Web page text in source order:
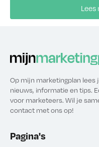
Lees
Op mijn marketingplan
nieuws, informatie en tips.
voor marketeers. Wil je
contact met ons op!
Pagina's